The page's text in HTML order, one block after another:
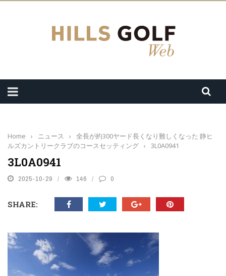
Home › ニュース ›
全長が約300ヤード長くなり難しくなった 静ヒ
ルズカントリークラブのコースセッティング › 3L0A0941
3L0A0941
2025-10-29 146 0
SHARE: